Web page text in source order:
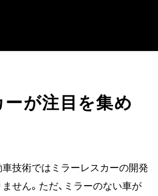
ーが注目を集め
車技術ではミラーレスカーの開発
せん。ただ、ミラーのない車が